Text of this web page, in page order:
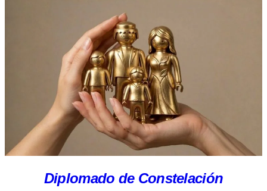
Diplomado de Constelación